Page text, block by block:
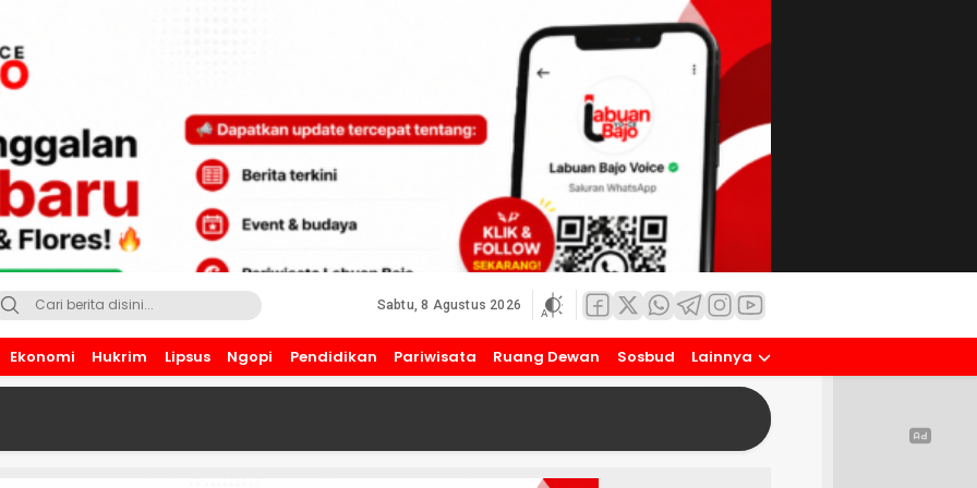
Sabtu, 8 Agustus 2026
Ekonomi Hukrim Lipsus Ngopi Pendidikan Pariwisata Ruang Dewan Sosbud Lainnya